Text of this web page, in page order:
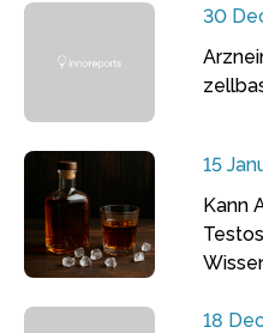
30
15
Kann
18